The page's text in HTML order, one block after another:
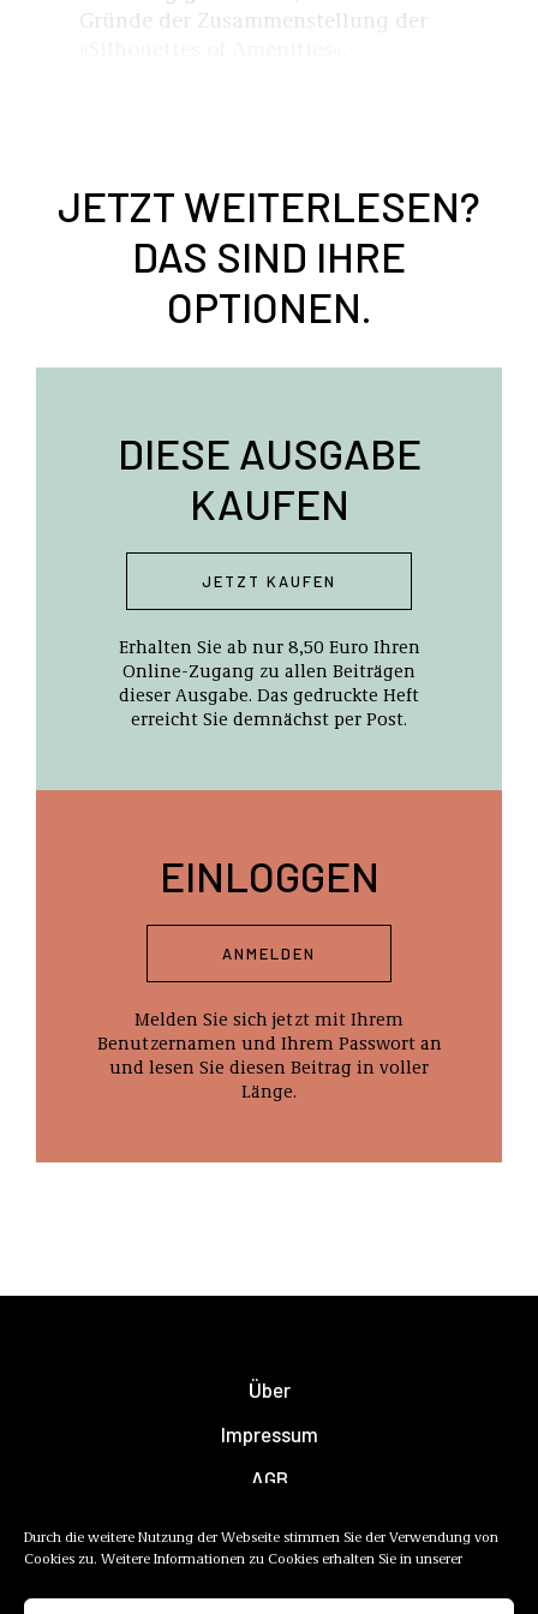
Durch die weitere Nutzung der Webseite stimmen Sie der Verwendung von
Cookies zu. Weitere Informationen zu Cookies erhalten Sie in unserer
Gründe der Zusammenstellung der
JETZT WEITERLESEN?
DAS SIND IHRE
OPTIONEN.
DIESE AUSGABE
KAUFEN
JETZT KAUFEN
Erhalten Sie ab nur 8,50 Euro Ihren
Online-Zugang zu allen Beiträgen
dieser Ausgabe. Das gedruckte Heft
erreicht Sie demnächst per Post.
EINLOGGEN
ANMELDEN
Melden Sie sich jetzt mit Ihrem
Benutzernamen und Ihrem Passwort an
und lesen Sie diesen Beitrag in voller
Länge.
Über
Impressum
AGB
Newsletter